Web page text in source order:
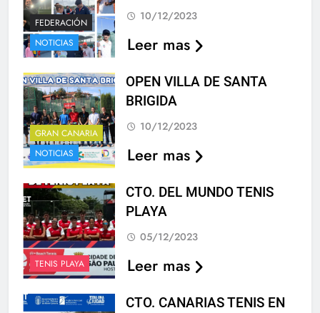
FEDERACIÓN
NOTICIAS
10/12/2023
Leer mas
GRAN CANARIA
NOTICIAS
OPEN VILLA DE SANTA
BRIGIDA
10/12/2023
Leer mas
TENIS PLAYA
CTO. DEL MUNDO TENIS
PLAYA
05/12/2023
Leer mas
CTO. CANARIAS TENIS EN